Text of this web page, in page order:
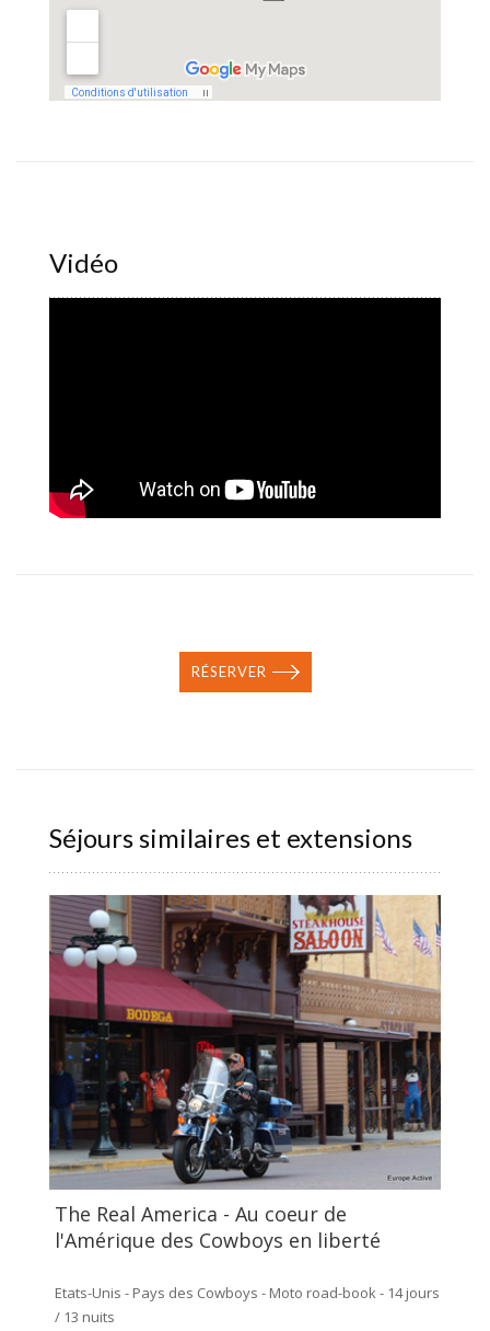
Vidéo
RÉSERVER
Séjours similaires et extensions
The Real America - Au coeur de
l'Amérique des Cowboys en liberté
Etats-Unis - Pays des Cowboys - Moto road-book - 14 jours
/ 13 nuits